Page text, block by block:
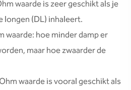
waarde is zeer geschikt als je
longen (DL) inhaleert.
waarde: hoe minder damp er
maar hoe zwaarder de
waarde is vooral geschikt als